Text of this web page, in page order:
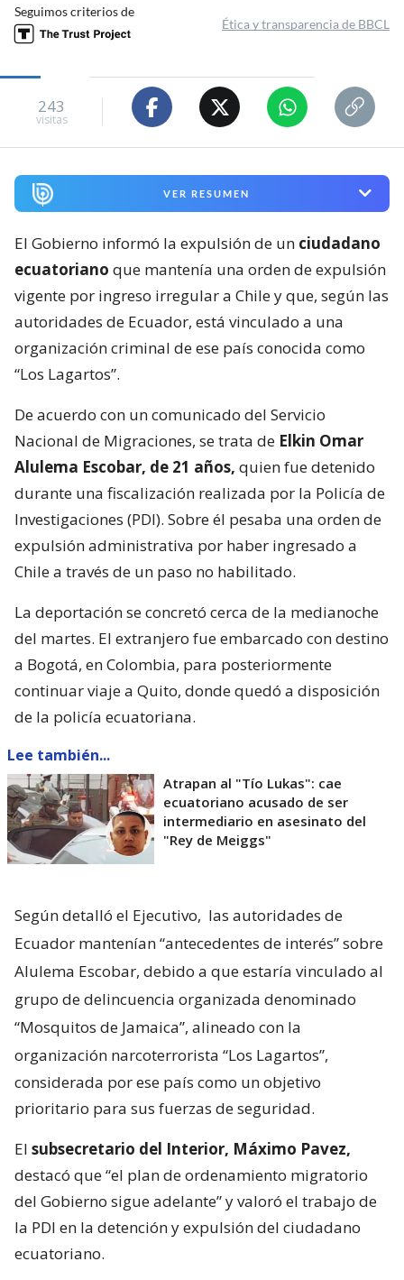
Seguimos criterios de
Ética y transparencia de BBCL
243
visitas
VER RESUMEN
El Gobierno informó la expulsión de un ciudadano
ecuatoriano que mantenía una orden de expulsión
vigente por ingreso irregular a Chile y que, según las
autoridades de Ecuador, está vinculado a una
organización criminal de ese país conocida como
“Los Lagartos”.
De acuerdo con un comunicado del Servicio
Nacional de Migraciones, se trata de Elkin Omar
Alulema Escobar, de 21 años, quien fue detenido
durante una fiscalización realizada por la Policía de
Investigaciones (PDI). Sobre él pesaba una orden de
expulsión administrativa por haber ingresado a
Chile a través de un paso no habilitado.
La deportación se concretó cerca de la medianoche
del martes. El extranjero fue embarcado con destino
a Bogotá, en Colombia, para posteriormente
continuar viaje a Quito, donde quedó a disposición
de la policía ecuatoriana.
Lee también...
Atrapan al "Tío Lukas": cae
ecuatoriano acusado de ser
intermediario en asesinato del
"Rey de Meiggs"
Según detalló el Ejecutivo, las autoridades de
Ecuador mantenían “antecedentes de interés” sobre
Alulema Escobar, debido a que estaría vinculado al
grupo de delincuencia organizada denominado
“Mosquitos de Jamaica”, alineado con la
organización narcoterrorista “Los Lagartos”,
considerada por ese país como un objetivo
prioritario para sus fuerzas de seguridad.
El subsecretario del Interior, Máximo Pavez,
destacó que “el plan de ordenamiento migratorio
del Gobierno sigue adelante” y valoró el trabajo de
la PDI en la detención y expulsión del ciudadano
ecuatoriano.